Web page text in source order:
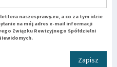
naszesprawy.eu, a co za tym idzie
na mój adres e-mail informacji
Związku Rewizyjnego Spółdzielni
Zapisz